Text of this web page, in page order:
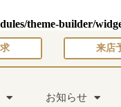
theme-builder/
来店
お知らせ